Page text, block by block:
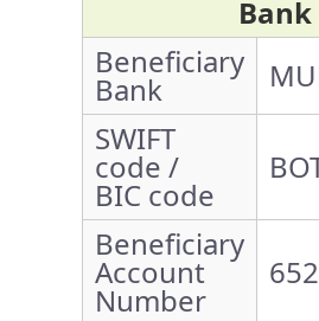
Beneficiary
Bank
SWIFT
code /
BIC code
Beneficiary
Account
Number